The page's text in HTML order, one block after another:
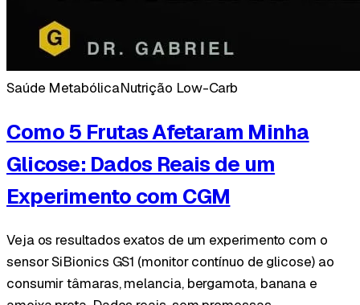
Saúde MetabólicaNutrição Low-Carb
Como 5 Frutas Afetaram Minha
Glicose: Dados Reais de um
Experimento com CGM
Veja os resultados exatos de um experimento com o
sensor SiBionics GS1 (monitor contínuo de glicose) ao
consumir tâmaras, melancia, bergamota, banana e